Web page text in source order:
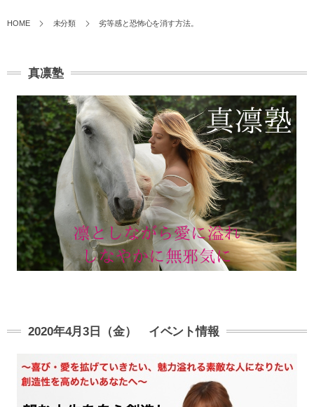
HOME 未分類 劣等感と恐怖心を消す方法。
真凛塾
2020年4月3日（金） イベント情報